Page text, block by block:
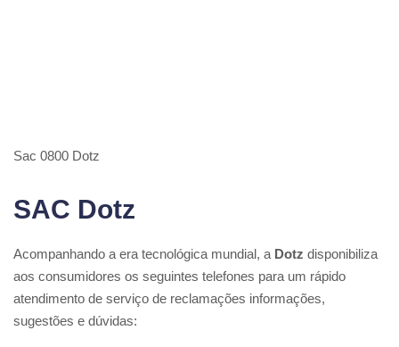
Sac 0800 Dotz
SAC Dotz
Acompanhando a era tecnológica mundial, a Dotz disponibiliza
aos consumidores os seguintes telefones para um rápido
atendimento de serviço de reclamações informações,
sugestões e dúvidas: